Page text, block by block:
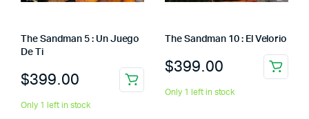
The Sandman 5 : Un Juego
De Ti
$399.00
Only 1 left in stock
The Sandman 10 : El Velorio
$399.00
Only 1 left in stock